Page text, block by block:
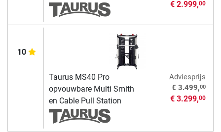
€ 2.999,00
10
Taurus MS40 Pro
opvouwbare Multi Smith
en Cable Pull Station
Adviesprijs
€ 3.499,00
€ 3.299,00